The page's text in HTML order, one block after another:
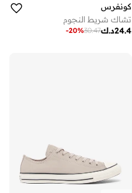
كونفرس
تشاك شريط النجوم
د.ك24.4
30.47
-20%